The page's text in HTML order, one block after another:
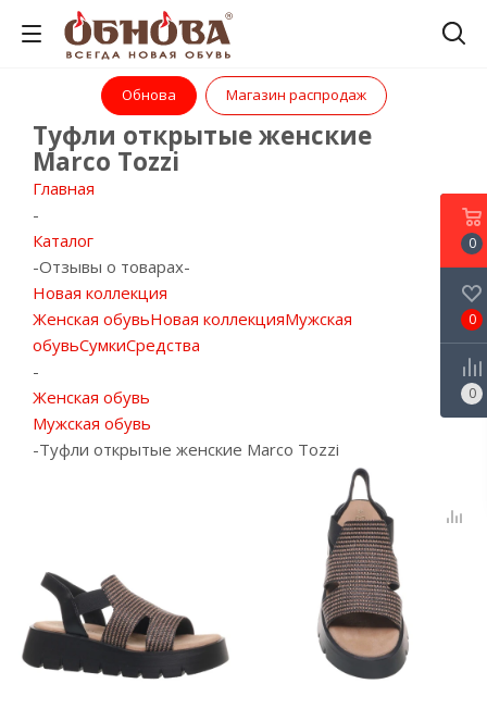
Обнова Магазин распродаж
Туфли открытые женские
Marco Tozzi
Главная
-
Каталог
-Отзывы о товарах-
Новая коллекция
Женская обувьНовая коллекцияМужская
обувьСумкиСредства
-
Женская обувь
Мужская обувь
-Туфли открытые женские Marco Tozzi
0
0
0